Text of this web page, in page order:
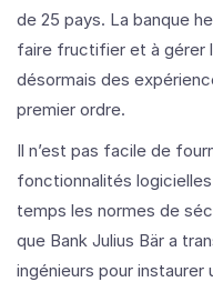
de 25 pays. La banque
faire fructifier et à gérer
désormais des
premier ordre.
Il n’est pas facile de
fonctionnalités
temps les normes de
que Bank Julius Bär a
ingénieurs pour instaurer